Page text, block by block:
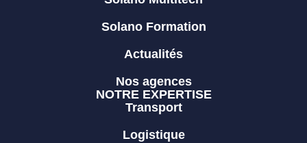
Solano Formation
Actualités
Nos agences
NOTRE EXPERTISE
Transport
Logistique